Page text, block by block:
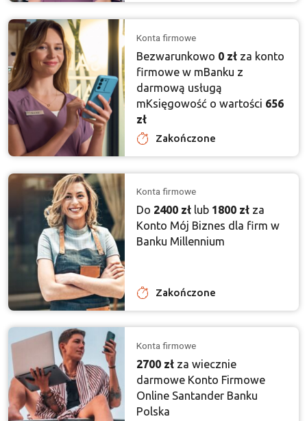
Konta firmowe
Bezwarunkowo 0 zł za konto
firmowe w mBanku z
darmową usługą
mKsięgowość o wartości 656
zł
Zakończone
Konta firmowe
Do 2400 zł lub 1800 zł za
Konto Mój Biznes dla firm w
Banku Millennium
Zakończone
Konta firmowe
2700 zł za wiecznie
darmowe Konto Firmowe
Online Santander Banku
Polska